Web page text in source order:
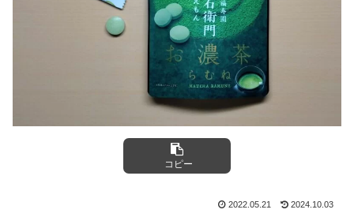
コピー
2022.05.21 2024.10.03